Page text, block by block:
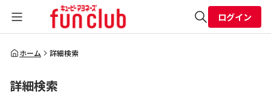
全体検索
ログイン
ホーム 詳細検索
詳細検索